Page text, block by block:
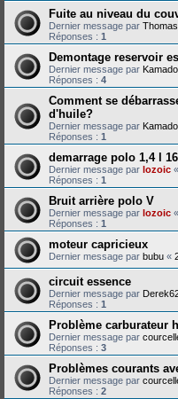
Fuite au niveau du
Dernier message par
Réponses : 1
Demontage reservoir
Dernier message par Kamado
Réponses : 4
Comment se
d'huile?
Dernier message par Kamado
Réponses : 1
demarrage polo 1,4 l
Dernier message par lozoic «
Réponses : 1
Bruit arrière polo V
Dernier message par lozoic «
Réponses : 1
moteur capricieux
Dernier message par bubu «
circuit essence
Dernier message par
Réponses : 1
Problème carburateur
Dernier message par
Réponses : 3
Problèmes courants
Dernier message par
Réponses : 2